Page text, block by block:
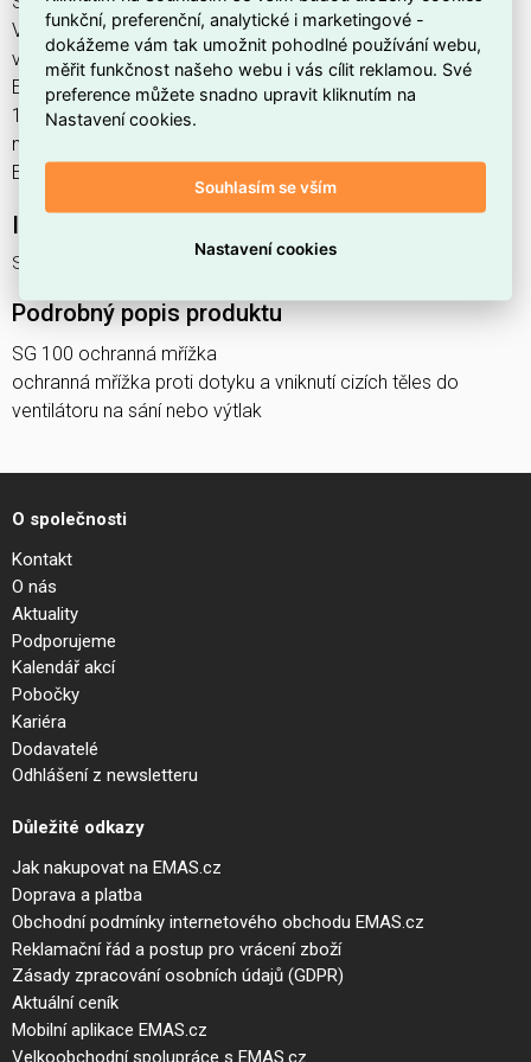
Vzduchotechnika a topení, Ventilátory, Příslušenství pro
ventilátory, Fotovoltaika, vzduchotechnika a topení, výrobce
Elektrodesign, EAN 8413893127303, kód dodavatele
183279. SG 100 ochranná mřížka ELEKTRODESIGN 183279
nabízíme od 1 ks. Kód EMAS SG 100 ochranná mřížka je
ELOSOS1450487.
SG 100 ochranná mřížka
Podrobný popis produktu
SG 100 ochranná mřížka
ochranná mřížka proti dotyku a vniknutí cizích těles do
ventilátoru na sání nebo výtlak
O společnosti
Kontakt
O nás
Aktuality
Podporujeme
Kalendář akcí
Pobočky
Kariéra
Dodavatelé
Odhlášení z newsletteru
Důležité odkazy
Jak nakupovat na EMAS.cz
Doprava a platba
Obchodní podmínky internetového obchodu EMAS.cz
Reklamační řád a postup pro vrácení zboží
Zásady zpracování osobních údajů (GDPR)
Aktuální ceník
Mobilní aplikace EMAS.cz
Velkoobchodní spolupráce s EMAS.cz
funkční, preferenční, analytické i marketingové -
dokážeme vám tak umožnit pohodlné používání webu,
měřit funkčnost našeho webu i vás cílit reklamou. Své
preference můžete snadno upravit kliknutím na
Nastavení cookies.
Souhlasím se vším
Nastavení cookies